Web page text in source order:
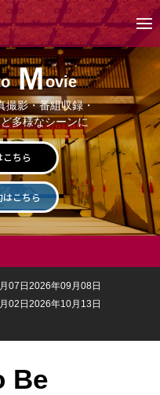
撮影・番組収録・
多様なシーンに
Movie
こちら
はこちら
07日 2026年09月08日
02日 2026年10月13日
Be